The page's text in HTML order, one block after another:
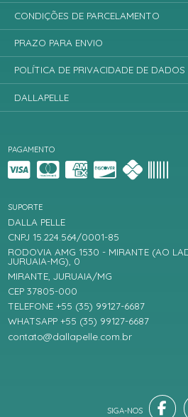
PAGAMENTO
SUPORTE
DALLA PELLE
CNPJ 15.224.564/0001-85
RODOVIA AMG 1530 - MIRANTE (AO
JURUAIA-MG), 0
MIRANTE, JURUAIA/MG
CEP 37805-000
TELEFONE +55 (35) 99127-6687
WHATSAPP +55 (35) 99127-6687
contato@dallapelle.com.br
CONDIÇÕES DE PARCELAMENTO
PRAZO PARA ENVIO
POLÍTICA DE PRIVACIDADE DE DADOS
DALLAPELLE